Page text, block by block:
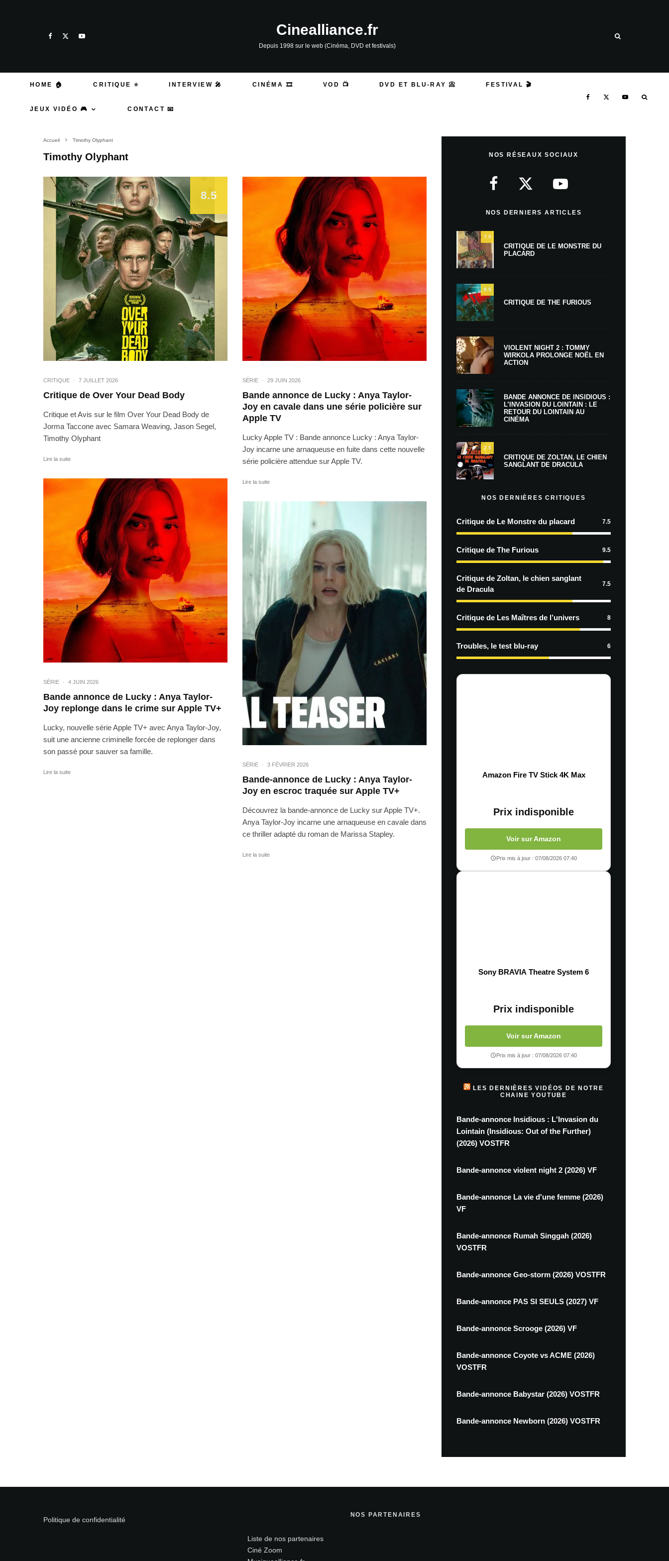
Cinealliance.fr
Depuis 1998 sur le web (Cinéma, DVD et festivals)
HOME 🏠 CRITIQUE ⭐ INTERVIEW 🎤 CINÉMA 🎞️ VOD 📺 DVD ET BLU-RAY 📀 FESTIVAL 🎬
JEUX VIDÉO 🎮 CONTACT 📧
Accueil Timothy Olyphant
Timothy Olyphant
8.5
CRITIQUE · 7 JUILLET 2026
Critique de Over Your Dead Body
Critique et Avis sur le film Over Your Dead Body de
Jorma Taccone avec Samara Weaving, Jason Segel,
Timothy Olyphant
Lire la suite
SÉRIE · 4 JUIN 2026
Bande annonce de Lucky : Anya Taylor-
Joy replonge dans le crime sur Apple TV+
Lucky, nouvelle série Apple TV+ avec Anya Taylor-Joy,
suit une ancienne criminelle forcée de replonger dans
son passé pour sauver sa famille.
Lire la suite
SÉRIE · 29 JUIN 2026
Bande annonce de Lucky : Anya Taylor-
Joy en cavale dans une série policière sur
Apple TV
Lucky Apple TV : Bande annonce Lucky : Anya Taylor-
Joy incarne une arnaqueuse en fuite dans cette nouvelle
série policière attendue sur Apple TV.
Lire la suite
SÉRIE · 3 FÉVRIER 2026
Bande-annonce de Lucky : Anya Taylor-
Joy en escroc traquée sur Apple TV+
Découvrez la bande-annonce de Lucky sur Apple TV+.
Anya Taylor-Joy incarne une arnaqueuse en cavale dans
ce thriller adapté du roman de Marissa Stapley.
Lire la suite
NOS RÉSEAUX SOCIAUX
NOS DERNIERS ARTICLES
7.5
CRITIQUE DE LE MONSTRE DU
PLACARD
9.5
CRITIQUE DE THE FURIOUS
VIOLENT NIGHT 2 : TOMMY
WIRKOLA PROLONGE NOËL EN
ACTION
BANDE ANNONCE DE INSIDIOUS :
L’INVASION DU LOINTAIN : LE
RETOUR DU LOINTAIN AU
CINÉMA
7.5
CRITIQUE DE ZOLTAN, LE CHIEN
SANGLANT DE DRACULA
NOS DERNIÈRES CRITIQUES
Critique de Le Monstre du placard 7.5
Critique de The Furious 9.5
Critique de Zoltan, le chien sanglant
de Dracula
7.5
Critique de Les Maîtres de l’univers 8
Troubles, le test blu-ray 6
Amazon Fire TV Stick 4K Max
Prix indisponible
Voir sur Amazon
Prix mis à jour : 07/08/2026 07:40
Sony BRAVIA Theatre System 6
Prix indisponible
Voir sur Amazon
Prix mis à jour : 07/08/2026 07:40
LES DERNIÈRES VIDÉOS DE NOTRE
CHAINE YOUTUBE
Bande-annonce Insidious : L'Invasion du
Lointain (Insidious: Out of the Further)
(2026) VOSTFR
Bande-annonce violent night 2 (2026) VF
Bande-annonce La vie d'une femme (2026)
VF
Bande-annonce Rumah Singgah (2026)
VOSTFR
Bande-annonce Geo-storm (2026) VOSTFR
Bande-annonce PAS SI SEULS (2027) VF
Bande-annonce Scrooge (2026) VF
Bande-annonce Coyote vs ACME (2026)
VOSTFR
Bande-annonce Babystar (2026) VOSTFR
Bande-annonce Newborn (2026) VOSTFR
Politique de confidentialité
NOS PARTENAIRES
Liste de nos partenaires
Ciné Zoom